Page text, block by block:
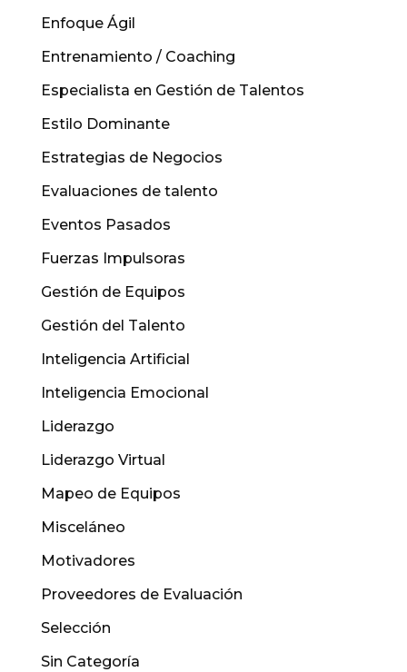
Enfoque Ágil
Entrenamiento / Coaching
Especialista en Gestión de Talentos
Estilo Dominante
Estrategias de Negocios
Evaluaciones de talento
Eventos Pasados
Fuerzas Impulsoras
Gestión de Equipos
Gestión del Talento
Inteligencia Artificial
Inteligencia Emocional
Liderazgo
Liderazgo Virtual
Mapeo de Equipos
Misceláneo
Motivadores
Proveedores de Evaluación
Selección
Sin Categoría